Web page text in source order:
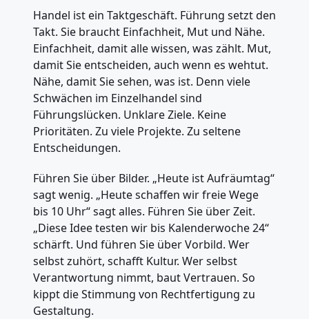
Handel ist ein Taktgeschäft. Führung setzt den
Takt. Sie braucht Einfachheit, Mut und Nähe.
Einfachheit, damit alle wissen, was zählt. Mut,
damit Sie entscheiden, auch wenn es wehtut.
Nähe, damit Sie sehen, was ist. Denn viele
Schwächen im Einzelhandel sind
Führungslücken. Unklare Ziele. Keine
Prioritäten. Zu viele Projekte. Zu seltene
Entscheidungen.
Führen Sie über Bilder. „Heute ist Aufräumtag“
sagt wenig. „Heute schaffen wir freie Wege
bis 10 Uhr“ sagt alles. Führen Sie über Zeit.
„Diese Idee testen wir bis Kalenderwoche 24“
schärft. Und führen Sie über Vorbild. Wer
selbst zuhört, schafft Kultur. Wer selbst
Verantwortung nimmt, baut Vertrauen. So
kippt die Stimmung von Rechtfertigung zu
Gestaltung.